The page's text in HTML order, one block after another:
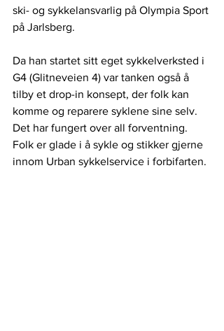
ski- og sykkelansvarlig på Olympia Sport
på Jarlsberg.
Da han startet sitt eget sykkelverksted i
G4 (Glitneveien 4) var tanken også å
tilby et drop-in konsept, der folk kan
komme og reparere syklene sine selv.
Det har fungert over all forventning.
Folk er glade i å sykle og stikker gjerne
innom Urban sykkelservice i forbifarten.